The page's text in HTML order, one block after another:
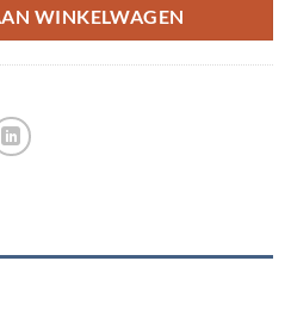
WINKELWAGEN